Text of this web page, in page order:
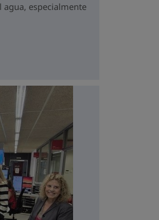
especialmente